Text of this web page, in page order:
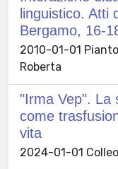
linguistico. Atti
Bergamo, 16-
2010-01-01
Roberta
"Irma Vep". La
come
vita
2024-01-01